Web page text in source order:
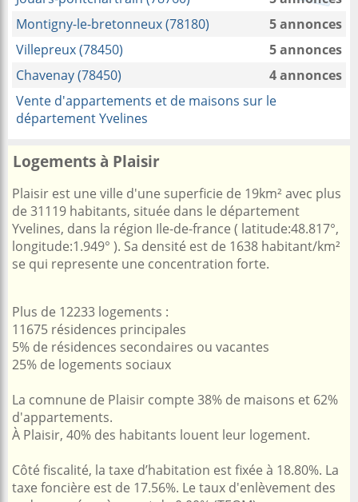
Montigny-le-bretonneux (78180)
5 annonces
Villepreux (78450)
5 annonces
Chavenay (78450)
4 annonces
Vente d'appartements et de maisons sur le
département Yvelines
Logements à Plaisir
Plaisir est une ville d'une superficie de 19km² avec plus
de 31119 habitants, située dans le département
Yvelines, dans la région Ile-de-france ( latitude:48.817°,
longitude:1.949° ). Sa densité est de 1638 habitant/km²
se qui represente une concentration forte.
Plus de 12233 logements :
11675 résidences principales
5% de résidences secondaires ou vacantes
25% de logements sociaux
La comnune de Plaisir compte 38% de maisons et 62%
d'appartements.
À Plaisir, 40% des habitants louent leur logement.
Côté fiscalité, la taxe d’habitation est fixée à 18.80%. La
taxe foncière est de 17.56%. Le taux d'enlèvement des